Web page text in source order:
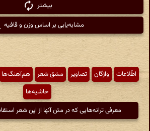
بیشتر
مشابه‌یابی بر اساس وزن و قافیه
اطّلاعات واژگان تصاویر مشق شعر هم‌آهنگ‌ها
حاشیه‌ها
معرفی ترانه‌هایی که در متن آنها از این شعر